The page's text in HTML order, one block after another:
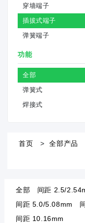
穿墙端子
插拔式端子
弹簧端子
功能
全部
弹簧式
焊接式
首页 全部产品
全部 间距 2.5/
间距 5.0/5.08mm
间距 10.16mm